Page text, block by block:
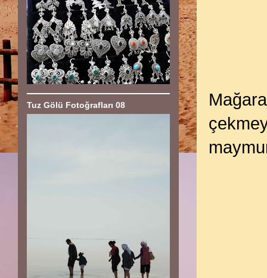
Tuz Gölü Fotoğrafları 08